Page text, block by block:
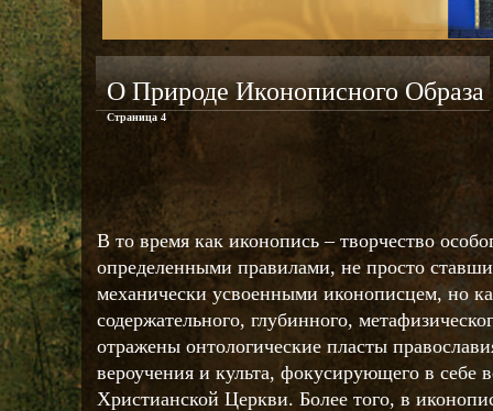
О Природе Иконописного Образа
Страница 4
В то время как иконопись – творчество
определенными правилами, не просто
механически усвоенными иконописцем, но
содержательного, глубинного,
отражены онтологические пласты
вероучения и культа, фокусирующего в себе
Христианской Церкви. Более того, в